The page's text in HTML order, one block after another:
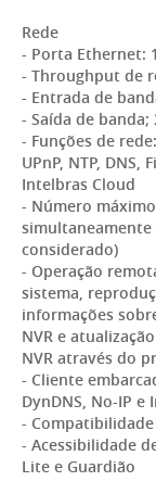
Rede
- Porta Ethernet:
- Throughput de
- Entrada de
- Saída de banda;
- Funções de
UPnP, NTP, DNS,
Intelbras Cloud
- Número
simultaneamente
considerado)
- Operação
sistema,
informações
NVR e
NVR através do
- Cliente
DynDNS, No-IP e
-
- Acessibilidade
Lite e Guardião